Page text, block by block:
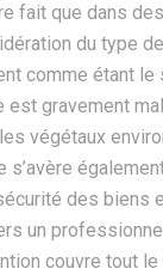
fait que dans
du type
comme étant le
est gravement
végétaux
s’avère
des biens
un
couvre tout